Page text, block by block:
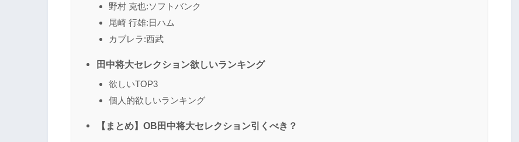
野村 克也:ソフトバンク
尾崎 行雄:日ハム
カブレラ:西武
田中将大セレクション欲しいランキング
欲しいTOP3
個人的欲しいランキング
【まとめ】OB田中将大セレクション引くべき？